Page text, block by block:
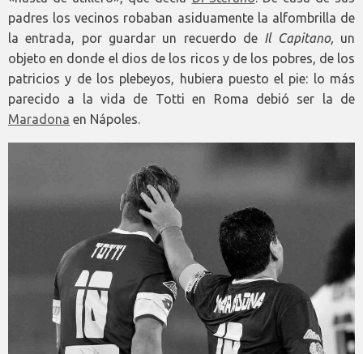
padres los vecinos robaban asiduamente la alfombrilla de
la entrada, por guardar un recuerdo de Il Capitano, un
objeto en donde el dios de los ricos y de los pobres, de los
patricios y de los plebeyos, hubiera puesto el pie: lo más
parecido a la vida de Totti en Roma debió ser la de
Maradona en Nápoles.